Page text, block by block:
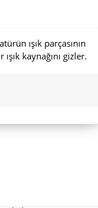
ışık parçasının
kaynağını gizler.